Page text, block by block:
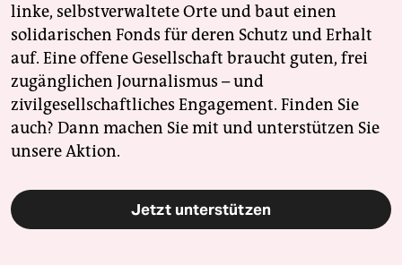
linke, selbstverwaltete Orte und baut einen
solidarischen Fonds für deren Schutz und Erhalt
auf. Eine offene Gesellschaft braucht guten, frei
zugänglichen Journalismus – und
zivilgesellschaftliches Engagement. Finden Sie
auch? Dann machen Sie mit und unterstützen Sie
unsere Aktion.
Jetzt unterstützen